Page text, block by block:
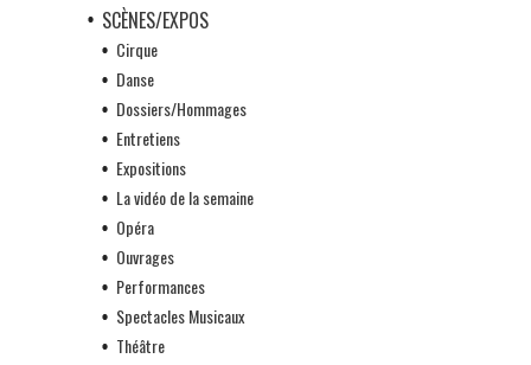
SCÈNES/EXPOS
Cirque
Danse
Dossiers/Hommages
Entretiens
Expositions
La vidéo de la semaine
Opéra
Ouvrages
Performances
Spectacles Musicaux
Théâtre